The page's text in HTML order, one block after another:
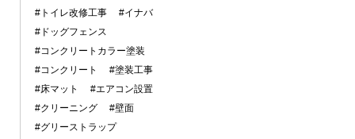
#トイレ改修工事
#イナバ
#ドッグフェンス
#コンクリートカラー塗装
#コンクリート
#塗装工事
#床マット
#エアコン設置
#クリーニング
#壁面
#グリーストラップ